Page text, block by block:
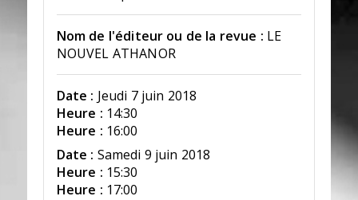
Nom de l'éditeur ou de la revue : LE
NOUVEL ATHANOR
Date : Jeudi 7 juin 2018
Heure : 14:30
Heure : 16:00
Date : Samedi 9 juin 2018
Heure : 15:30
Heure : 17:00